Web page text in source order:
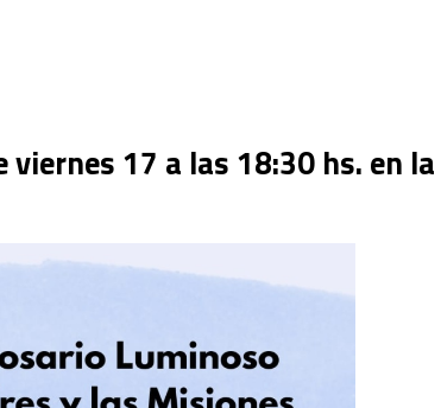
17 a las 18:30 hs. en la